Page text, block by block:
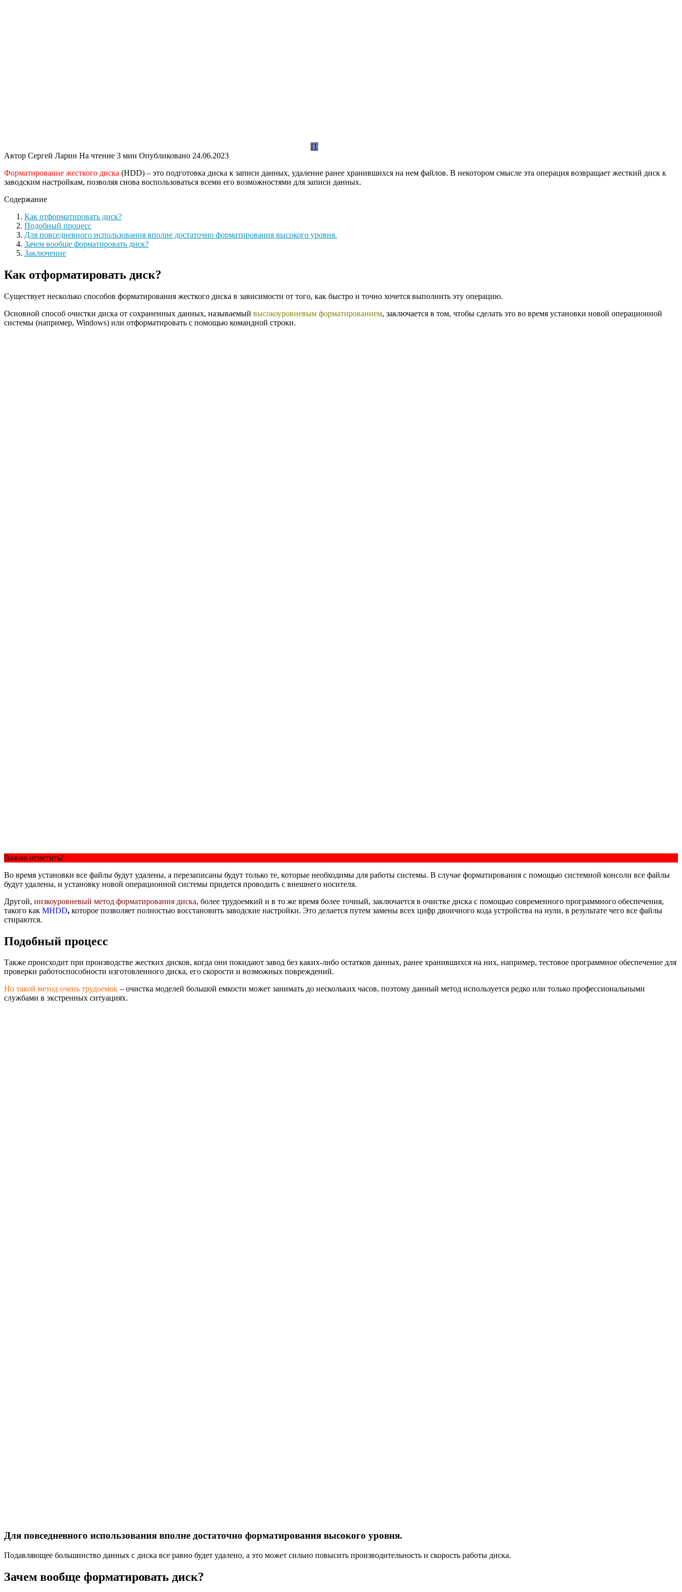
IT
Автор Сергей Ларин На чтение 3 мин Опубликовано 24.06.2023
Форматирование жесткого диска (HDD) – это подготовка диска к записи данных, удаление ранее хранившихся на нем файлов. В некотором смысле эта операция возвращает жесткий диск к
заводским настройкам, позволяя снова воспользоваться всеми его возможностями для записи данных.
Содержание
Как отформатировать диск?
Подобный процесс
Для повседневного использования вполне достаточно форматирования высокого уровня.
Зачем вообще форматировать диск?
Заключение
Как отформатировать диск?
Существует несколько способов форматирования жесткого диска в зависимости от того, как быстро и точно хочется выполнить эту операцию.
Основной способ очистки диска от сохраненных данных, называемый высокоуровневым форматированием, заключается в том, чтобы сделать это во время установки новой операционной
системы (например, Windows) или отформатировать с помощью командной строки.
Важно отметить!
Во время установки все файлы будут удалены, а перезаписаны будут только те, которые необходимы для работы системы. В случае форматирования с помощью системной консоли все файлы
будут удалены, и установку новой операционной системы придется проводить с внешнего носителя.
Другой, низкоуровневый метод форматирования диска, более трудоемкий и в то же время более точный, заключается в очистке диска с помощью современного программного обеспечения,
такого как MHDD, которое позволяет полностью восстановить заводские настройки. Это делается путем замены всех цифр двоичного кода устройства на нули, в результате чего все файлы
стираются.
Подобный процесс
Также происходит при производстве жестких дисков, когда они покидают завод без каких-либо остатков данных, ранее хранившихся на них, например, тестовое программное обеспечение для
проверки работоспособности изготовленного диска, его скорости и возможных повреждений.
Но такой метод очень трудоемок – очистка моделей большой емкости может занимать до нескольких часов, поэтому данный метод используется редко или только профессиональными
службами в экстренных ситуациях.
Для повседневного использования вполне достаточно форматирования высокого уровня.
Подавляющее большинство данных с диска все равно будет удалено, а это может сильно повысить производительность и скорость работы диска.
Зачем вообще форматировать диск?